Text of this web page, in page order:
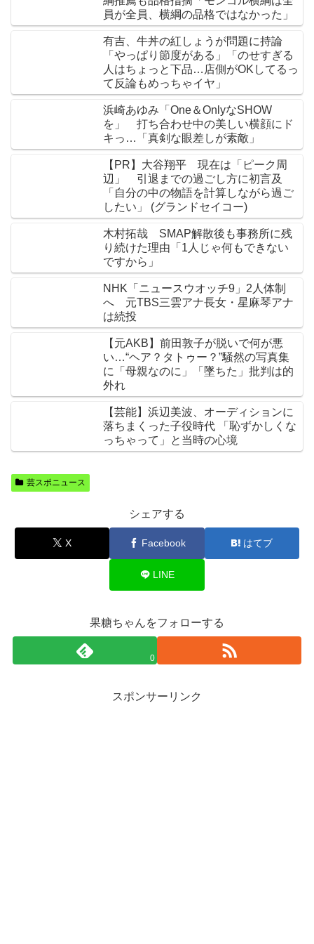
員が全員、横綱の品格ではなかった」
有吉、牛丼の紅しょうが問題に持論
「やっぱり節度がある」「のせすぎる
人はちょっと下品…店側がOKしてるっ
て反論もめっちゃイヤ」
浜崎あゆみ「One＆OnlyなSHOW
を」 打ち合わせ中の美しい横顔にド
キっ…「真剣な眼差しが素敵」
【PR】大谷翔平 現在は「ピーク周
辺」 引退までの過ごし方に初言及
「自分の中の物語を計算しながら過ご
したい」 (グランドセイコー)
木村拓哉 SMAP解散後も事務所に残
り続けた理由「1人じゃ何もできない
ですから」
NHK「ニュースウオッチ9」2人体制
へ 元TBS三雲アナ長女・星麻琴アナ
は続投
【元AKB】前田敦子が脱いで何が悪
い…“ヘア？タトゥー？”騒然の写真集
に「母親なのに」「墜ちた」批判は的
外れ
【芸能】浜辺美波、オーディションに
落ちまくった子役時代 「恥ずかしくな
っちゃって」と当時の心境
芸スポニュース
シェアする
X Facebook はてブ
LINE
果糖ちゃんをフォローする
0
スポンサーリンク